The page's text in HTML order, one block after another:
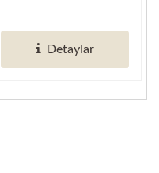
süresini...
Detaylar